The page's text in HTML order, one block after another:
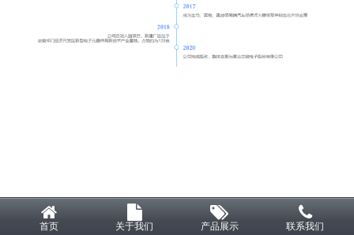
首页 关于我们 产品展示 联系我们